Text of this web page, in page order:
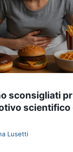
sconsigliati
scientifico
Lusetti